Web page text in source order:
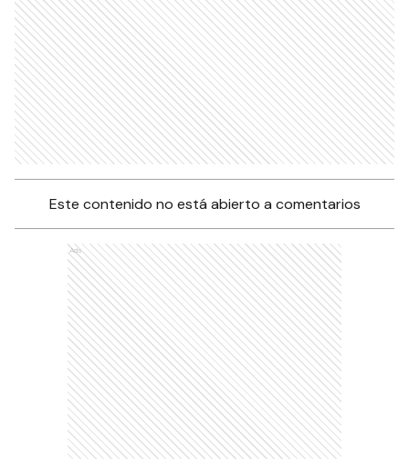
Este contenido no está abierto a comentarios
Ads